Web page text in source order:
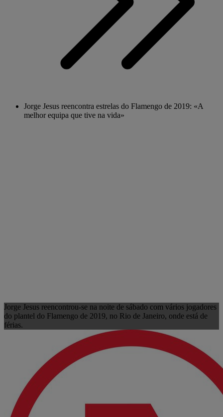
Jorge Jesus reencontra estrelas do Flamengo de 2019: «A
melhor equipa que tive na vida»
Jorge Jesus reencontrou-se na noite de sábado com vários jogadores
do plantel do Flamengo de 2019, no Rio de Janeiro, onde está de
férias.